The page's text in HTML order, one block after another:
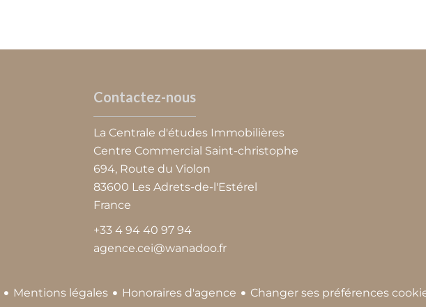
Contactez-nous
La Centrale d'études Immobilières
Centre Commercial Saint-christophe
694, Route du Violon
83600 Les Adrets-de-l'Estérel
France
+33 4 94 40 97 94
agence.cei@wanadoo.fr
Mentions légales Honoraires d'agence Changer ses préférences